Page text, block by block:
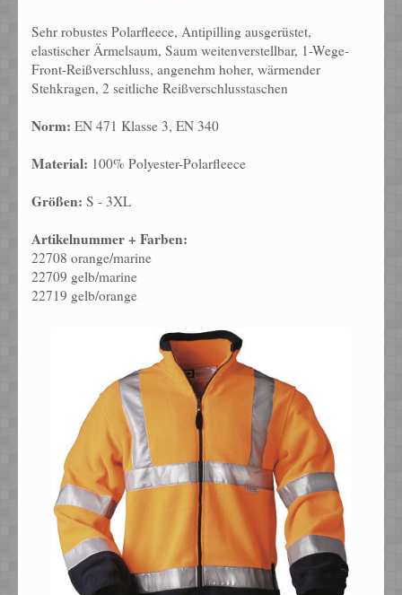
Sehr robustes Polarfleece, Antipilling ausgerüstet,
elastischer Ärmelsaum, Saum weitenverstellbar, 1-Wege-
Front-Reißverschluss, angenehm hoher, wärmender
Stehkragen, 2 seitliche Reißverschlusstaschen
Norm: EN 471 Klasse 3, EN 340
Material: 100% Polyester-Polarfleece
Größen: S - 3XL
Artikelnummer + Farben:
22708 orange/marine
22709 gelb/marine
22719 gelb/orange